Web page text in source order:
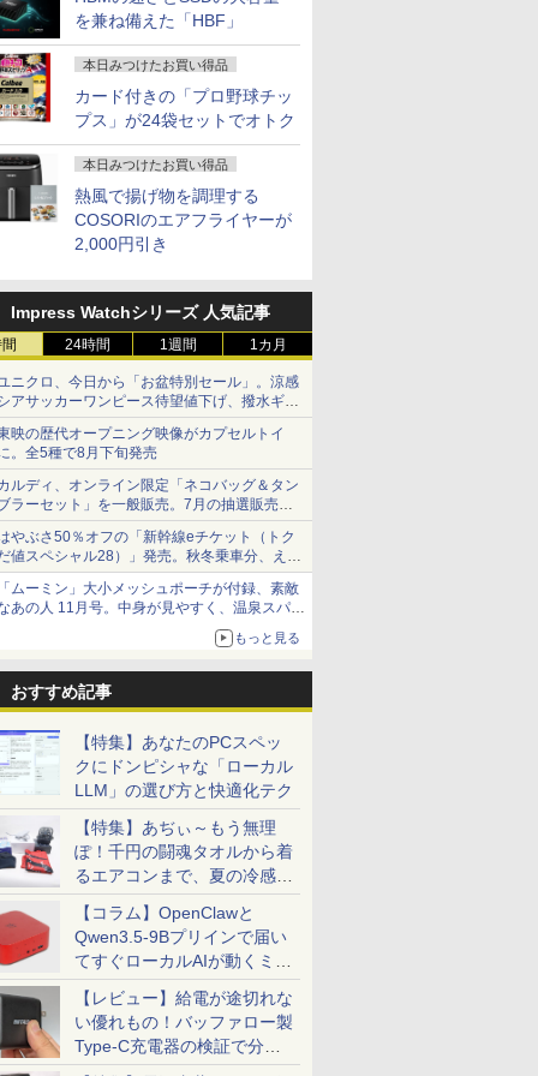
を兼ね備えた「HBF」
本日みつけたお買い得品
カード付きの「プロ野球チッ
プス」が24袋セットでオトク
本日みつけたお買い得品
熱風で揚げ物を調理する
COSORIのエアフライヤーが
2,000円引き
Impress Watchシリーズ 人気記事
24時間 1週間 1カ月
ニクロ、今日から「お盆特別セール」。涼感
アサッカーワンピース待望値下げ、撥水ギア
ョーツは1990円に
映の歴代オープニング映像がカプセルトイ
。全5種で8月下旬発売
ルディ、オンライン限定「ネコバッグ＆タン
ラーセット」を一般販売。7月の抽選販売の
選無効分
やぶさ50％オフの「新幹線eチケット（トク
値スペシャル28）」発売。秋冬乗車分、えき
っと限定
ムーミン」大小メッシュポーチが付録、素敵
あの人 11月号。中身が見やすく、温泉スパに
もっと見る
おすすめ記事
【特集】あなたのPCスペッ
クにドンピシャな「ローカル
LLM」の選び方と快適化テク
【特集】あぢぃ～もう無理
ぽ！千円の闘魂タオルから着
るエアコンまで、夏の冷感グ
ッズ一挙紹介
【コラム】OpenClawと
Qwen3.5-9Bプリインで届い
てすぐローカルAIが動くミニ
PC「SER9 Pro」
【レビュー】給電が途切れな
い優れもの！バッファロー製
Type-C充電器の検証で分か
ったこと